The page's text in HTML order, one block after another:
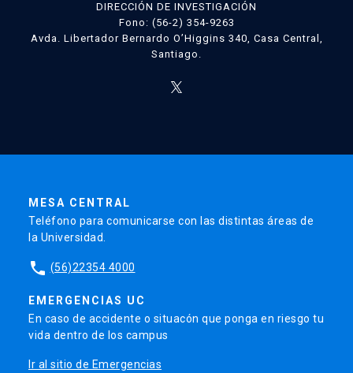
DIRECCIÓN DE INVESTIGACIÓN
Fono: (56-2) 354-9263
Avda. Libertador Bernardo O’Higgins 340, Casa Central,
Santiago.
MESA CENTRAL
Teléfono para comunicarse con las distintas áreas de
la Universidad.
phone (56)22354 4000
EMERGENCIAS UC
En caso de accidente o situacón que ponga en riesgo tu
vida dentro de los campus
Ir al sitio de Emergencias